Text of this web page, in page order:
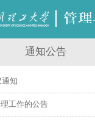
通知公告
通知
工作的公告